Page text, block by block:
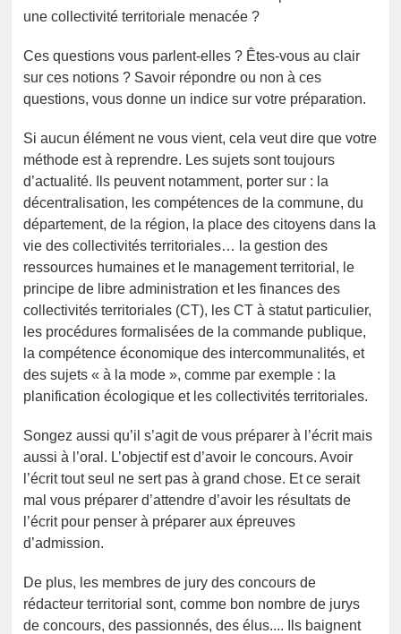
une collectivité territoriale menacée ?
Ces questions vous parlent-elles ? Êtes-vous au clair
sur ces notions ? Savoir répondre ou non à ces
questions, vous donne un indice sur votre préparation.
Si aucun élément ne vous vient, cela veut dire que votre
méthode est à reprendre. Les sujets sont toujours
d’actualité. Ils peuvent notamment, porter sur : la
décentralisation, les compétences de la commune, du
département, de la région, la place des citoyens dans la
vie des collectivités territoriales… la gestion des
ressources humaines et le management territorial, le
principe de libre administration et les finances des
collectivités territoriales (CT), les CT à statut particulier,
les procédures formalisées de la commande publique,
la compétence économique des intercommunalités, et
des sujets « à la mode », comme par exemple : la
planification écologique et les collectivités territoriales.
Songez aussi qu’il s’agit de vous préparer à l’écrit mais
aussi à l’oral. L’objectif est d’avoir le concours. Avoir
l’écrit tout seul ne sert pas à grand chose. Et ce serait
mal vous préparer d’attendre d’avoir les résultats de
l’écrit pour penser à préparer aux épreuves
d’admission.
De plus, les membres de jury des concours de
rédacteur territorial sont, comme bon nombre de jurys
de concours, des passionnés, des élus.... Ils baignent